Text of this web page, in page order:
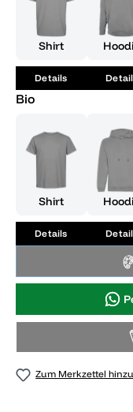
Shirt
Details
Bio
Shirt
Details
Zum Merkzettel